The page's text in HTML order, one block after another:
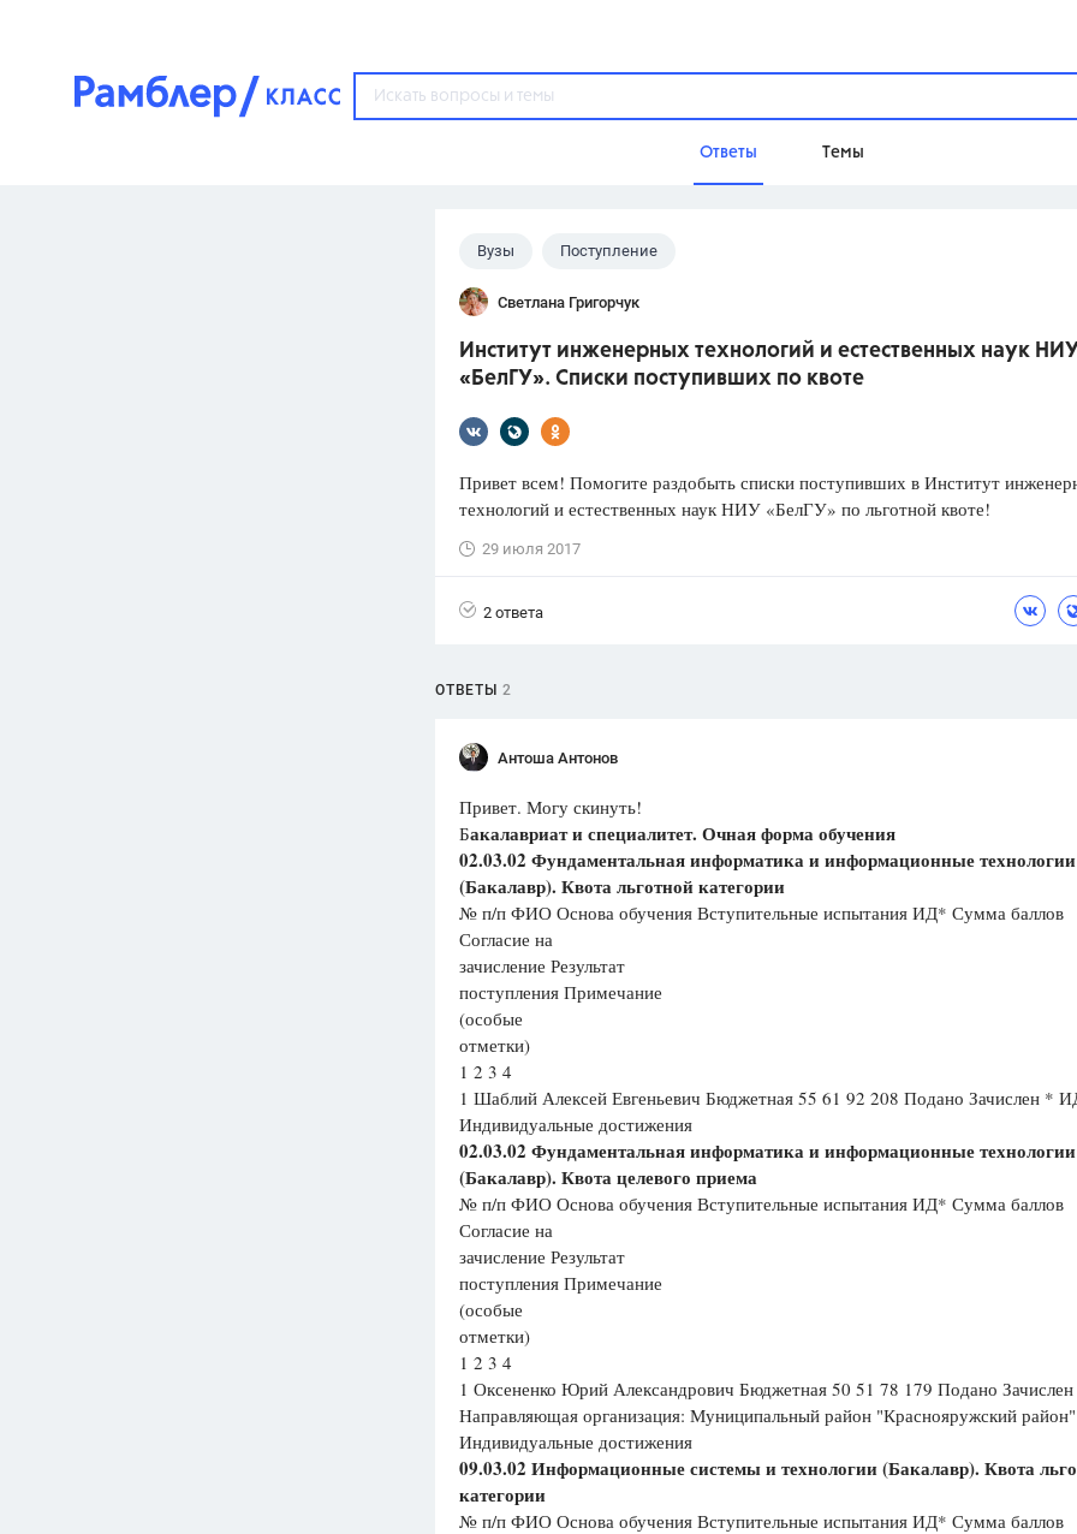
Ответы Темы
Популярные темы
ГДЗ
ОГЭ
ФИПИ
1752 ответа
ответов
Разумовская М.М.,Габриелян
Вузы Поступление
Светлана Григорчук
Институт инженерных технологий и естественных наук
«БелГУ». Списки поступивших по квоте
Привет всем! Помогите раздобыть списки поступивших в Институт
технологий и естественных наук НИУ «БелГУ» по льготной квоте!
29 июля 2017
2 ответа
ОТВЕТЫ 2
Антоша Антонов
Привет. Могу скинуть!
Бакалавриат и специалитет. Очная форма обучения
02.03.02 Фундаментальная информатика и информационные технологии
(Бакалавр). Квота льготной категории
№ п/п ФИО Основа обучения Вступительные испытания ИД* Сумма баллов
Согласие на
зачисление Результат
поступления Примечание
(особые
отметки)
1 2 3 4
1 Шаблий Алексей Евгеньевич Бюджетная 55 61 92 208 Подано Зачислен *
Индивидуальные достижения
02.03.02 Фундаментальная информатика и информационные технологии
(Бакалавр). Квота целевого приема
№ п/п ФИО Основа обучения Вступительные испытания ИД* Сумма баллов
Согласие на
зачисление Результат
поступления Примечание
(особые
отметки)
1 2 3 4
1 Оксененко Юрий Александрович Бюджетная 50 51 78 179 Подано Зачислен
Направляющая организация: Муниципальный район "Краснояружский
Индивидуальные достижения
09.03.02 Информационные системы и технологии (Бакалавр). Квота
категории
№ п/п ФИО Основа обучения Вступительные испытания ИД* Сумма баллов